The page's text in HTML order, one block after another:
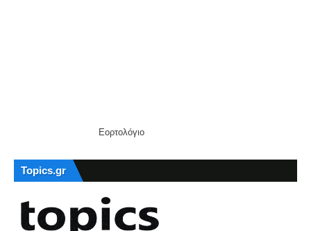
Εορτολόγιο
Topics.gr